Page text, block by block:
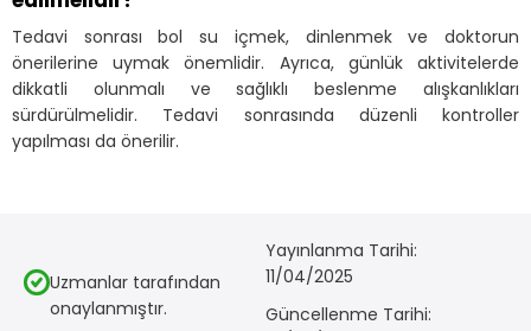
Tedavi sonrası bol su içmek, dinlenmek ve doktorun
önerilerine uymak önemlidir. Ayrıca, günlük aktivitelerde
dikkatli olunmalı ve sağlıklı beslenme alışkanlıkları
sürdürülmelidir. Tedavi sonrasında düzenli kontroller
yapılması da önerilir.
Uzmanlar tarafından
onaylanmıştır.
Yayınlanma Tarihi:
11/04/2025
Güncellenme Tarihi: